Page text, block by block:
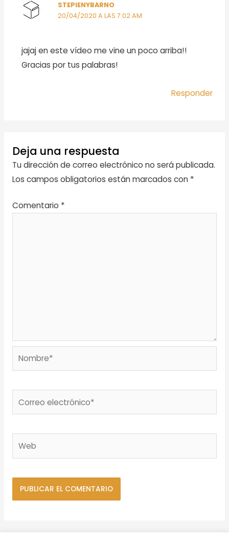
STEPIENYBARNO
20/04/2020 A LAS 7:02 AM
jajaj en este vídeo me vine un poco arriba!!
Gracias por tus palabras!
Responder
Deja una respuesta
Tu dirección de correo electrónico no será publicada.
Los campos obligatorios están marcados con *
Comentario *
Nombre*